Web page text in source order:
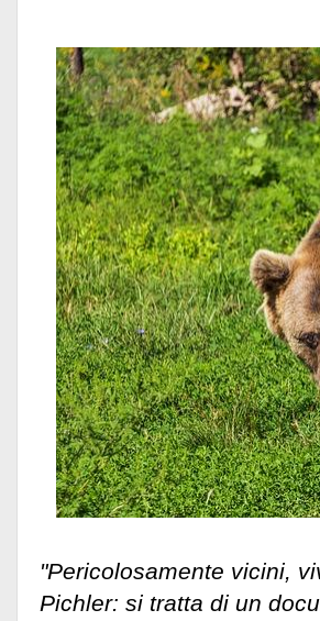
"Pericolosamente vicini,
Pichler: si tratta di un